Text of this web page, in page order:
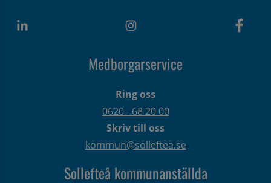
Medborgarservice
Ring oss
0620 - 68 20 00
Skriv till oss
kommun@solleftea.se
Sollefteå kommunanställda